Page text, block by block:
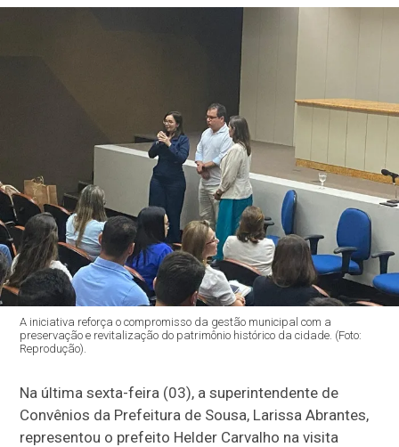
A iniciativa reforça o compromisso da gestão municipal com a
preservação e revitalização do patrimônio histórico da cidade. (Foto:
Reprodução).
Na última sexta-feira (03), a superintendente de
Convênios da Prefeitura de Sousa, Larissa Abrantes,
representou o prefeito Helder Carvalho na visita